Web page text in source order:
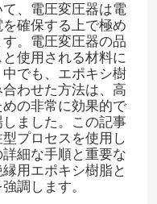
、電圧変圧器は電
確保する上で極め
。電圧変圧器の品
使用される材料に
でも、エポキシ樹
わせた方法は、高
の非常に効果的で
ました。この記事
プロセスを使用し
細な手順と重要な
用エポキシ樹脂と
調します。​